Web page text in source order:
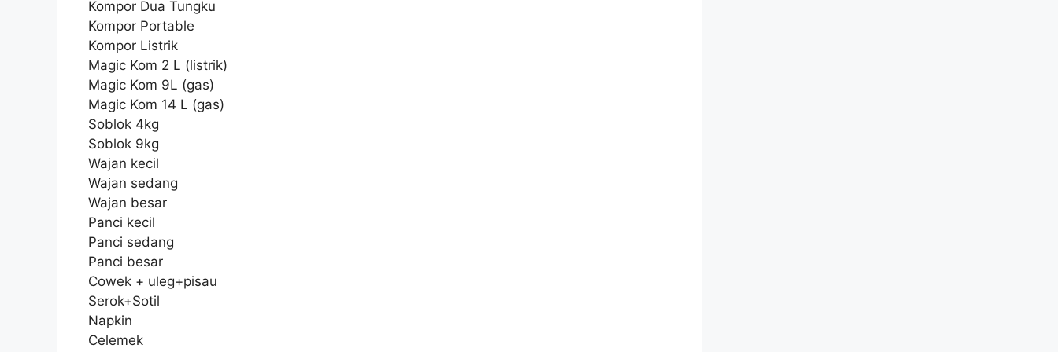
Kompor Dua Tungku
Kompor Portable
Kompor Listrik
Magic Kom 2 L (listrik)
Magic Kom 9L (gas)
Magic Kom 14 L (gas)
Soblok 4kg
Soblok 9kg
Wajan kecil
Wajan sedang
Wajan besar
Panci kecil
Panci sedang
Panci besar
Cowek + uleg+pisau
Serok+Sotil
Napkin
Celemek